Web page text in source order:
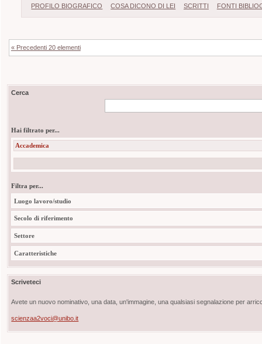
PROFILO BIOGRAFICO COSA DICONO DI LEI SCRITTI FONTI
« Precedenti 20 elementi
Cerca
Hai filtrato per...
Accademica
Filtra per...
Luogo lavoro/studio
Secolo di riferimento
Settore
Caratteristiche
Scriveteci
Avete un nuovo nominativo, una data, un'immagine, una qualsiasi segnalazione per
scienzaa2voci@unibo.it